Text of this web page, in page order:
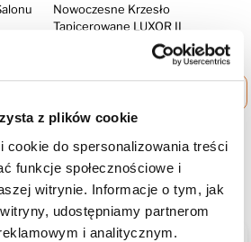
z plików cookie
cookie do spersonalizowania treści
funkcje społecznościowe i
witrynie. Informacje o tym, jak
udostępniamy partnerom
i analitycznym.
Nowoczesne Krzesło
Tapicerowane LUXOR II
nie posiada recenzji
Cię inne ocenione produkty